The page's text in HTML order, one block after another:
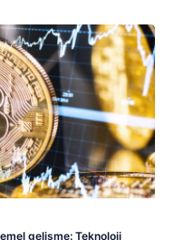
gelişme: Teknoloji